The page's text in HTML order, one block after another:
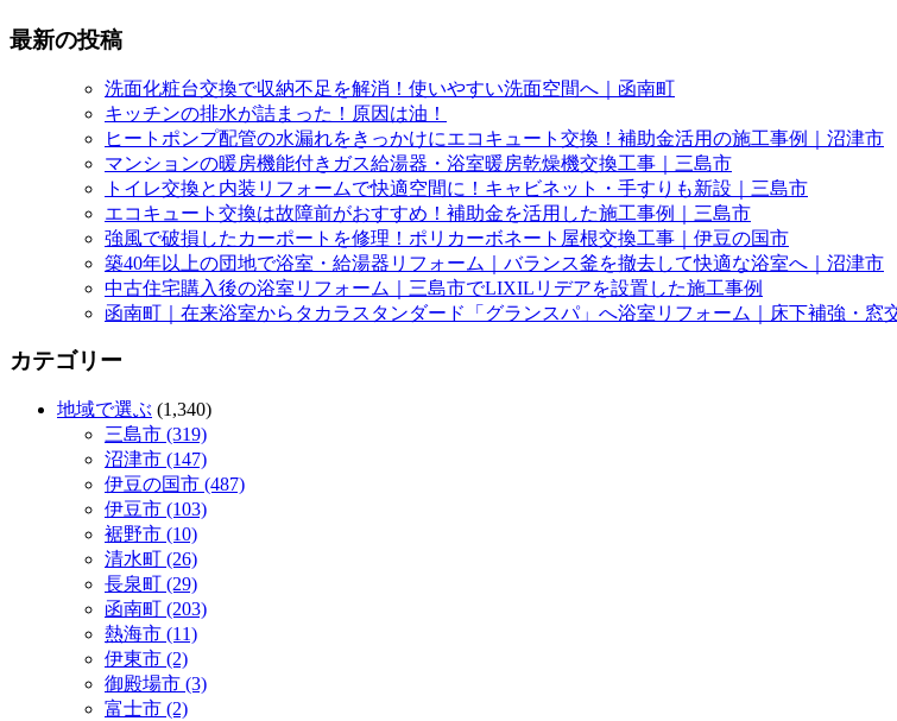
最新の投稿
洗面化粧台交換で収納不足を解消！使いやすい洗面空間へ｜函南町
キッチンの排水が詰まった！原因は油！
ヒートポンプ配管の水漏れをきっかけにエコキュート交換！補助金活用の施工事例｜沼津市
マンションの暖房機能付きガス給湯器・浴室暖房乾燥機交換工事｜三島市
トイレ交換と内装リフォームで快適空間に！キャビネット・手すりも新設｜三島市
エコキュート交換は故障前がおすすめ！補助金を活用した施工事例｜三島市
強風で破損したカーポートを修理！ポリカーボネート屋根交換工事｜伊豆の国市
築40年以上の団地で浴室・給湯器リフォーム｜バランス釜を撤去して快適な浴室へ｜沼津市
中古住宅購入後の浴室リフォーム｜三島市でLIXILリデアを設置した施工事例
函南町｜在来浴室からタカラスタンダード「グランスパ」へ浴室リフォーム｜床下補強・窓
カテゴリー
地域で選ぶ (1,340)
三島市 (319)
沼津市 (147)
伊豆の国市 (487)
伊豆市 (103)
裾野市 (10)
清水町 (26)
長泉町 (29)
函南町 (203)
熱海市 (11)
伊東市 (2)
御殿場市 (3)
富士市 (2)